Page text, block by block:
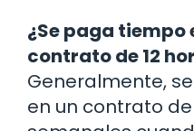
¿Se paga tiempo
contrato de 12
Generalmente,
en un contrato de